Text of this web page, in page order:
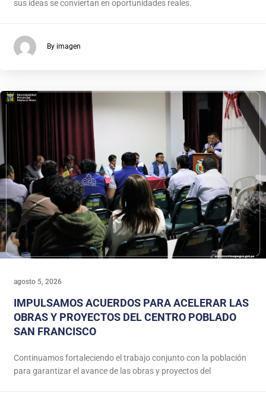
sus ideas se conviertan en oportunidades reales.
By imagen
agosto 5, 2026
IMPULSAMOS ACUERDOS PARA ACELERAR LAS
OBRAS Y PROYECTOS DEL CENTRO POBLADO
SAN FRANCISCO
Continuamos fortaleciendo el trabajo conjunto con la población
para garantizar el avance de las obras y proyectos del